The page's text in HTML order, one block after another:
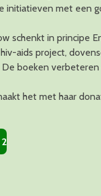
initiatieven met een
schenkt in principe
aids project,
boeken
het met haar